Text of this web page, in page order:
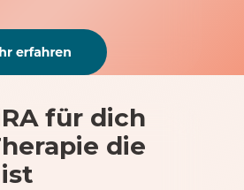
für dich
die